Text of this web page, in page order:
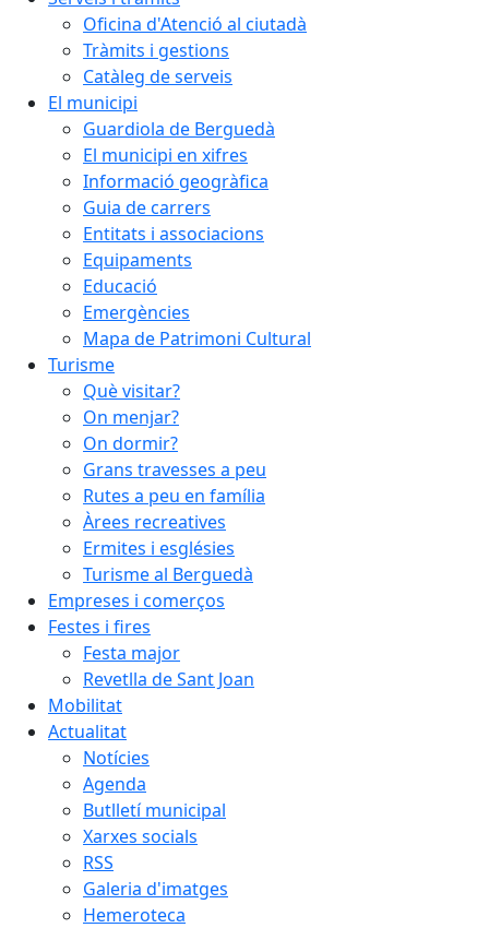
Oficina d'Atenció al ciutadà
Tràmits i gestions
Catàleg de serveis
El municipi
Guardiola de Berguedà
El municipi en xifres
Informació geogràfica
Guia de carrers
Entitats i associacions
Equipaments
Educació
Emergències
Mapa de Patrimoni Cultural
Turisme
Què visitar?
On menjar?
On dormir?
Grans travesses a peu
Rutes a peu en família
Àrees recreatives
Ermites i esglésies
Turisme al Berguedà
Empreses i comerços
Festes i fires
Festa major
Revetlla de Sant Joan
Mobilitat
Actualitat
Notícies
Agenda
Butlletí municipal
Xarxes socials
RSS
Galeria d'imatges
Hemeroteca